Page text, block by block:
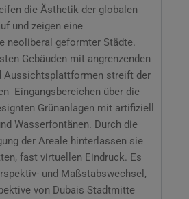
die Ästhetik der globalen
und zeigen eine
neoliberal geformter Städte.
Gebäuden mit angrenzenden
Aussichtsplattformen streift der
Eingangsbereichen über die
Grünanlagen mit artifiziell
Wasserfontänen. Durch die
der Areale hinterlassen sie
fast virtuellen Eindruck. Es
und Maßstabswechsel,
von Dubais Stadtmitte